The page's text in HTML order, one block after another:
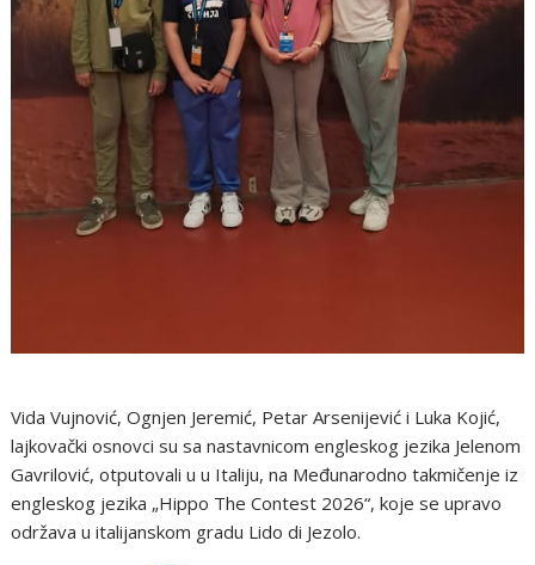
Vida Vujnović, Ognjen Jeremić, Petar Arsenijević i Luka Kojić,
lajkovački osnovci su sa nastavnicom engleskog jezika Jelenom
Gavrilović, otputovali u u Italiju, na Međunarodno takmičenje iz
engleskog jezika „Hippo The Contest 2026“, koje se upravo
održava u italijanskom gradu Lido di Jezolo.